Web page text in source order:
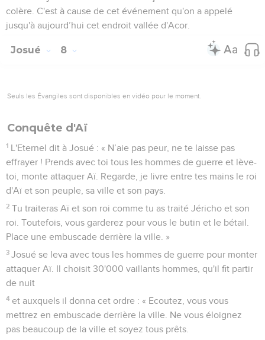
colère. C'est à cause de cet événement qu'on a appelé
jusqu'à aujourd’hui cet endroit vallée d'Acor.
Josué 8
Seuls les Évangiles sont disponibles en vidéo pour le moment.
Conquête d'Aï
1 L'Eternel dit à Josué : « N’aie pas peur, ne te laisse pas
effrayer ! Prends avec toi tous les hommes de guerre et lève-
toi, monte attaquer Aï. Regarde, je livre entre tes mains le roi
d'Aï et son peuple, sa ville et son pays.
2 Tu traiteras Aï et son roi comme tu as traité Jéricho et son
roi. Toutefois, vous garderez pour vous le butin et le bétail.
Place une embuscade derrière la ville. »
3 Josué se leva avec tous les hommes de guerre pour monter
attaquer Aï. Il choisit 30'000 vaillants hommes, qu'il fit partir
de nuit
4 et auxquels il donna cet ordre : « Ecoutez, vous vous
mettrez en embuscade derrière la ville. Ne vous éloignez
pas beaucoup de la ville et soyez tous prêts.